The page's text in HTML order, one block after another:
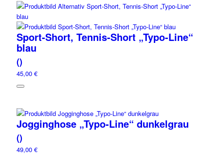
Sport-Short, Tennis-Short „Typo-Line“
blau
()
45,00 €
Jogginghose „Typo-Line“ dunkelgrau
()
49,00 €